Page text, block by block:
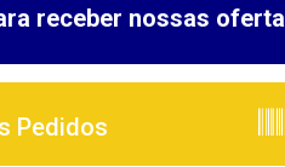
receber nossas
Pedidos